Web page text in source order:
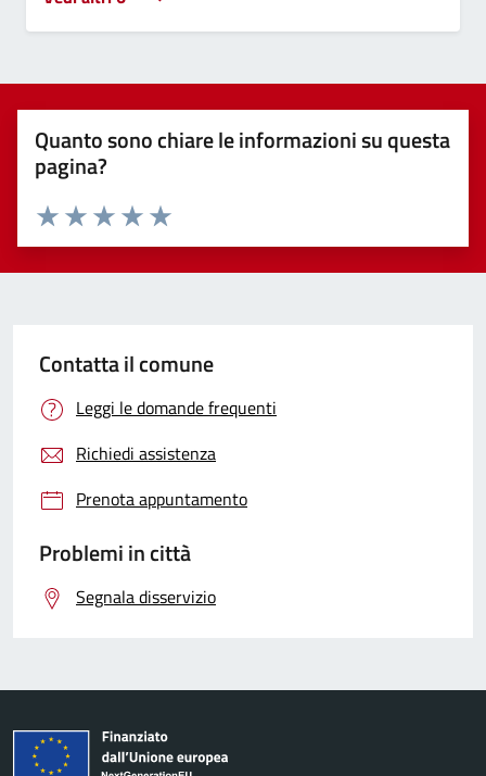
Quanto sono chiare le informazioni su questa
pagina?
Valuta 5 stelle su 5
Valuta 4 stelle su 5
Valuta 3 stelle su 5
Valuta 2 stelle su 5
Valuta 1 stelle su 5
Contatta il comune
Leggi le domande frequenti
Richiedi assistenza
Prenota appuntamento
Problemi in città
Segnala disservizio